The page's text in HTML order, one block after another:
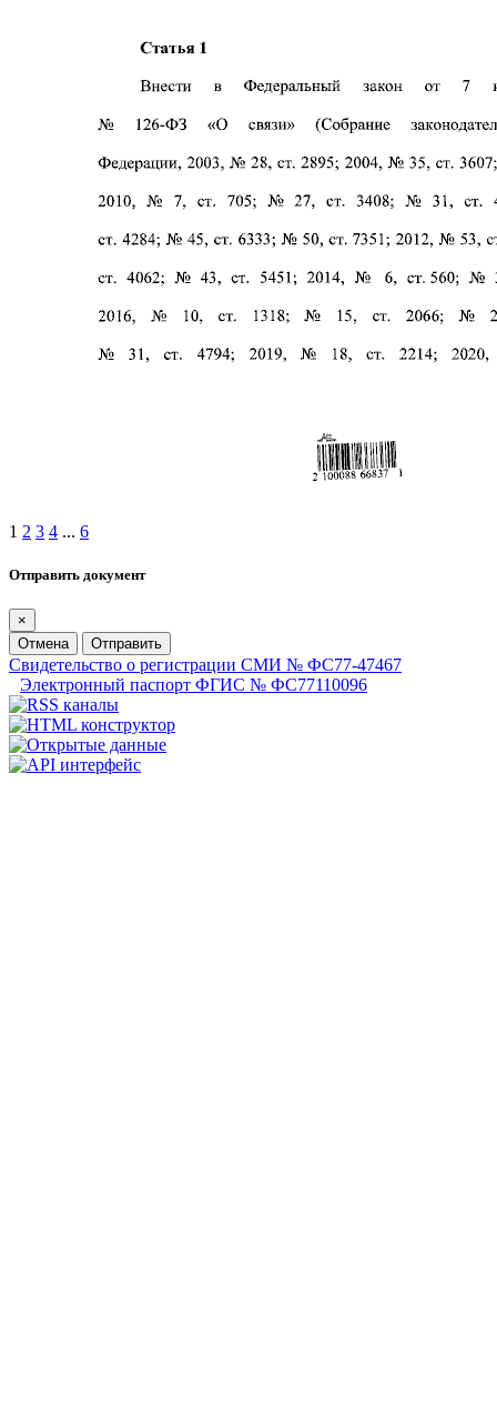
1 2 3 4 ... 6
Отправить документ
×
Отмена
Отправить
Свидетельство о регистрации СМИ № ФС77-47467
Электронный паспорт ФГИС № ФС77110096